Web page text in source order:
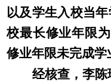
以及学生入校当
校最长修业年限
修业年限未完成学
经核查，李陈